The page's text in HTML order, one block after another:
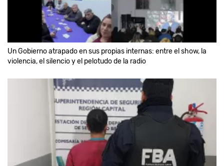
Un Gobierno atrapado en sus propias internas: entre el show, la
violencia, el silencio y el pelotudo de la radio